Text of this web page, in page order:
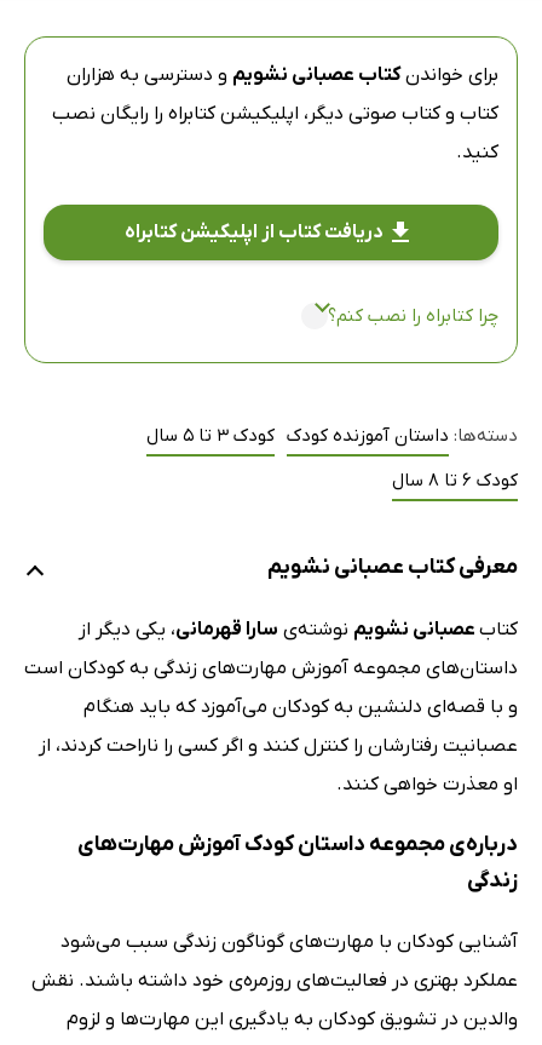
برای خواندنکتاب عصبانی نشویم و دسترسی به هزاران
کتاب و کتاب صوتی دیگر، اپلیکیشن کتابراه را رایگان نصب
کنید.
دریافت کتاب از اپلیکیشن کتابراه
چرا کتابراه را نصب کنم؟
دسته‌ها: داستان آموزنده کودک کودک 3 تا 5 سال
کودک 6 تا 8 سال
معرفی کتاب عصبانی نشویم
کتاب عصبانی نشویم نوشته‌ی سارا قهرمانی، یکی دیگر از
داستان‌های مجموعه آموزش مهارت‌های زندگی به کودکان است
و با قصه‌ای دلنشین به کودکان می‌آموزد که باید هنگام
عصبانیت رفتارشان را کنترل کنند و اگر کسی را ناراحت کردند، از
او معذرت خواهی کنند.
درباره‌ی مجموعه داستان کودک آموزش مهارت‌های
زندگی
آشنایی کودکان با مهارت‌های گوناگون زندگی سبب می‌شود
عملکرد بهتری در فعالیت‌های روزمره‌ی خود داشته باشند. نقش
والدین در تشویق کودکان به یادگیری این مهارت‌ها و لزوم